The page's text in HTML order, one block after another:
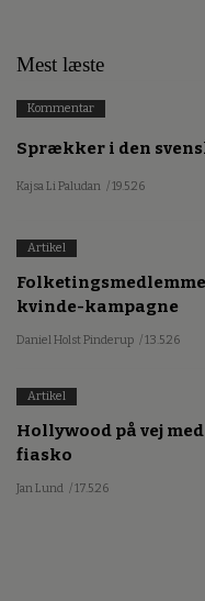
Mest læste
Kommentar
Sprækker i den
Kajsa Li Paludan / 19.5.26
Artikel
kvinde-kampagne
Daniel Holst Pinderup / 13.5.26
Artikel
Hollywood på vej
fiasko
Jan Lund / 17.5.26